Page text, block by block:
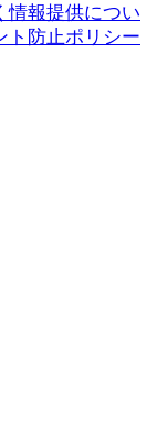
情報提供につい
ト防止ポリシー